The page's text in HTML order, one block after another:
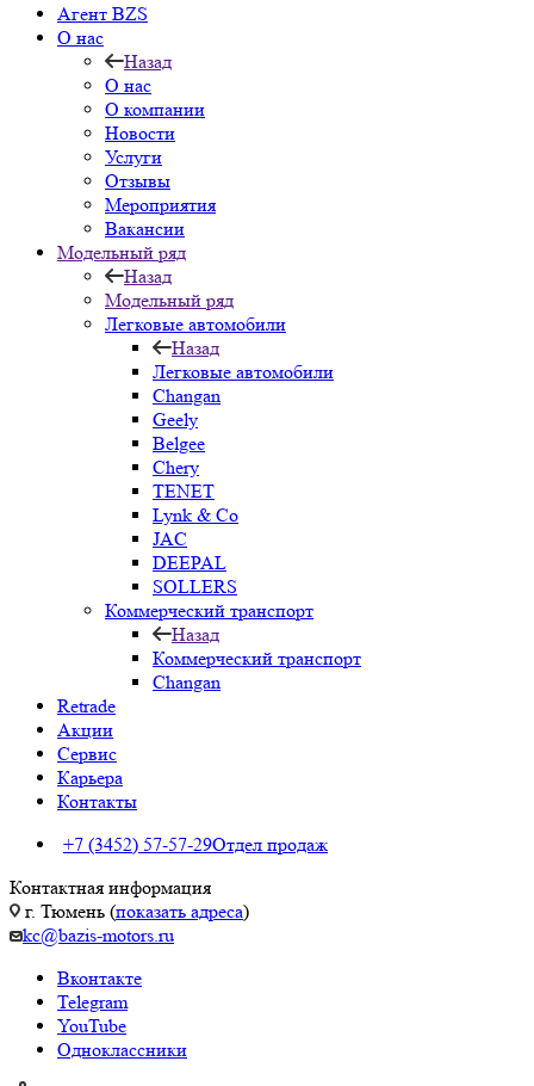
Агент BZS
О нас
Назад
О нас
О компании
Новости
Услуги
Отзывы
Мероприятия
Вакансии
Модельный ряд
Назад
Модельный ряд
Легковые автомобили
Назад
Легковые автомобили
Changan
Geely
Belgee
Chery
TENET
Lynk & Co
JAC
DEEPAL
SOLLERS
Коммерческий транспорт
Назад
Коммерческий транспорт
Changan
Retrade
Акции
Сервис
Карьера
Контакты
+7 (3452) 57-57-29Отдел продаж
Контактная информация
г. Тюмень (показать адреса)
kc@bazis-motors.ru
Вконтакте
Telegram
YouTube
Одноклассники